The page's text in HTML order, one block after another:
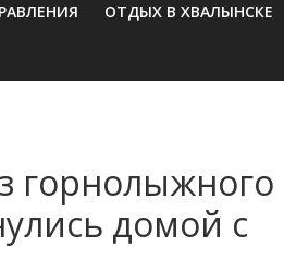
ОТДЫХ В ХВАЛЫНСКЕ
горнолыжного
домой с